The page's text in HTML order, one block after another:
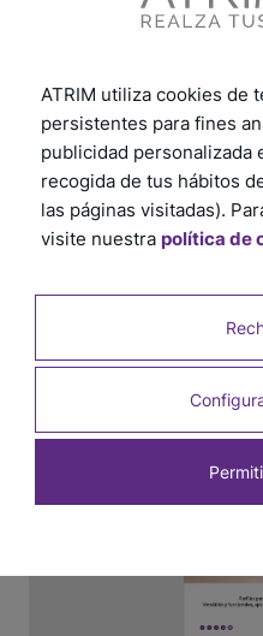
Línea Spectrum
Año 2024
ATRIM utiliza cookies de
persistentes para fines
publicidad personalizada
recogida de tus hábitos
las páginas visitadas).
visite nuestra política de